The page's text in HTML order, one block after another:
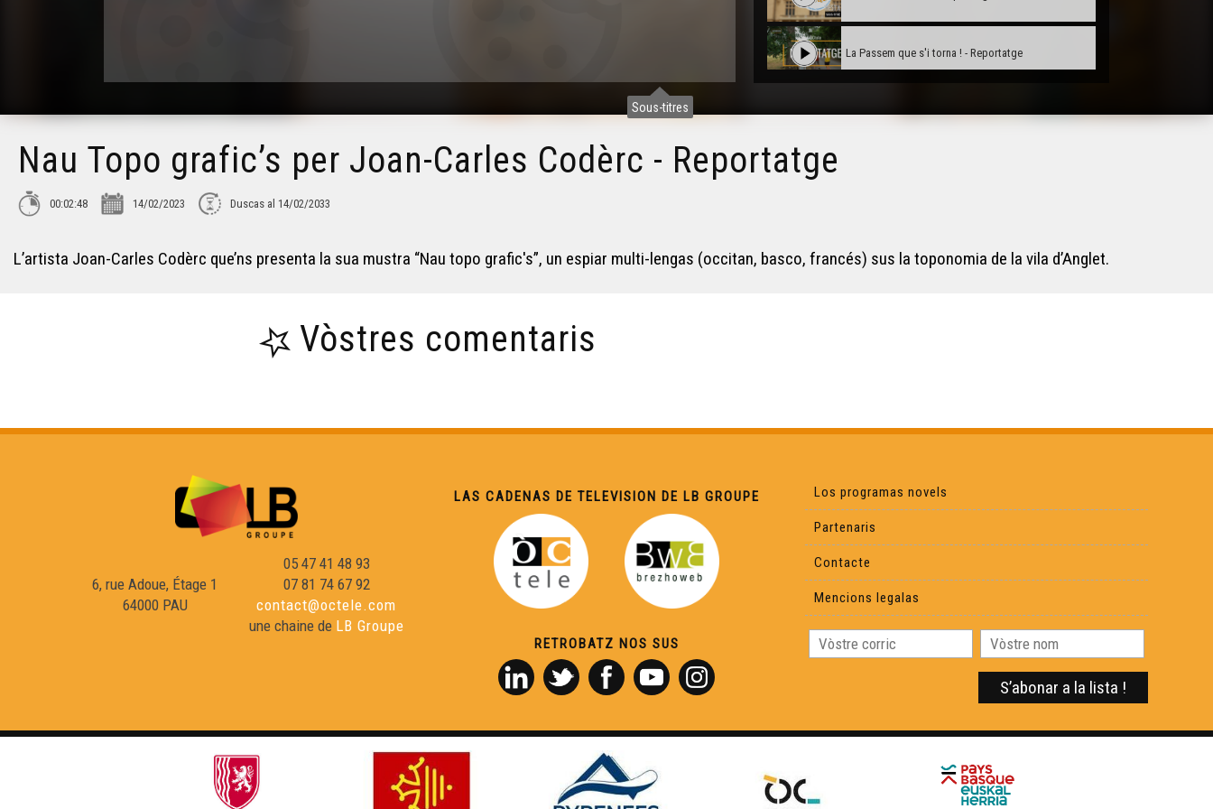
Sous-titres
La Passem que s'i torna ! - Reportatge
La dictada de La Vaur - Reportatge
Ua calandreta de 30 ans - Reportatge
Los 30 ans de la calandreta de Lescar - Reportatge
L'ABC del Saber - Reportatge
Nau Topo grafic’s per Joan-Carles Codèrc - Reportatge
00:02:48 14/02/2023 Duscas al 14/02/2033
L’artista Joan-Carles Codèrc que’ns presenta la sua mustra “Nau topo grafic's”, un espiar multi-lengas (occitan, basco, francés) sus la toponomia de la vila d’Anglet.
Vòstres comentaris
6, rue Adoue, Étage 1
64000 PAU
05 47 41 48 93
07 81 74 67 92
contact@octele.com
une chaine de LB Groupe
LAS CADENAS DE TELEVISION DE LB GROUPE
RETROBATZ NOS SUS
Los programas novels
Partenaris
Contacte
Mencions legalas